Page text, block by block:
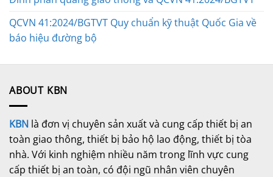
QCVN 41:2024/BGTVT Quy chuẩn kỹ thuật Quốc Gia về
báo hiệu đường bộ
ABOUT KBN
KBN là đơn vị chuyên sản xuất và cung cấp thiết bị an
toàn giao thông, thiết bị bảo hộ lao động, thiết bị tòa
nhà. Với kinh nghiệm nhiều năm trong lĩnh vực cung
cấp thiết bị an toàn, có đội ngũ nhân viên chuyên